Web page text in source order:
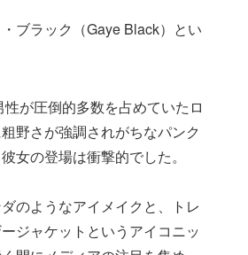
ブラック（Gaye Black）とい
が圧倒的多数を占めていたロ
野さが強調されがちなパンク
女の登場は衝撃的でした。
のようなアイメイクと、トレ
ジャケットというアイコニッ